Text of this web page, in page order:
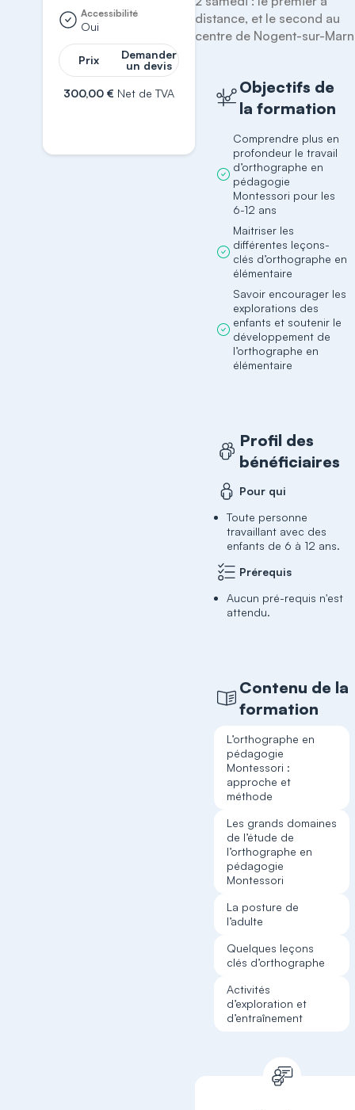
Accessibilité
Oui
Prix
Demander
un devis
300,00 € Net de TVA
distance, et le second au
centre de Nogent-sur-
Objectifs de
la formation
Comprendre plus en
profondeur le travail
d’orthographe en
pédagogie
Montessori pour les
6-12 ans
Maitriser les
différentes leçons-
clés d’orthographe en
élémentaire
Savoir encourager les
explorations des
enfants et soutenir le
développement de
l’orthographe en
élémentaire
Profil des
bénéficiaires
Pour qui
Toute personne
travaillant avec des
enfants de 6 à 12 ans.
Prérequis
Aucun pré-requis n'est
attendu.
Contenu de la
formation
L’orthographe en
pédagogie
Montessori :
approche et
méthode
Les grands domaines
de l’étude de
l’orthographe en
pédagogie
Montessori
La posture de
l’adulte
Quelques leçons
clés d’orthographe
Activités
d’exploration et
d’entraînement